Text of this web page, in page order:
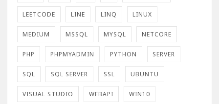
LEETCODE LINE LINQ LINUX
MEDIUM MSSQL MYSQL NETCORE
PHP PHPMYADMIN PYTHON SERVER
SQL SQL SERVER SSL UBUNTU
VISUAL STUDIO WEBAPI WIN10